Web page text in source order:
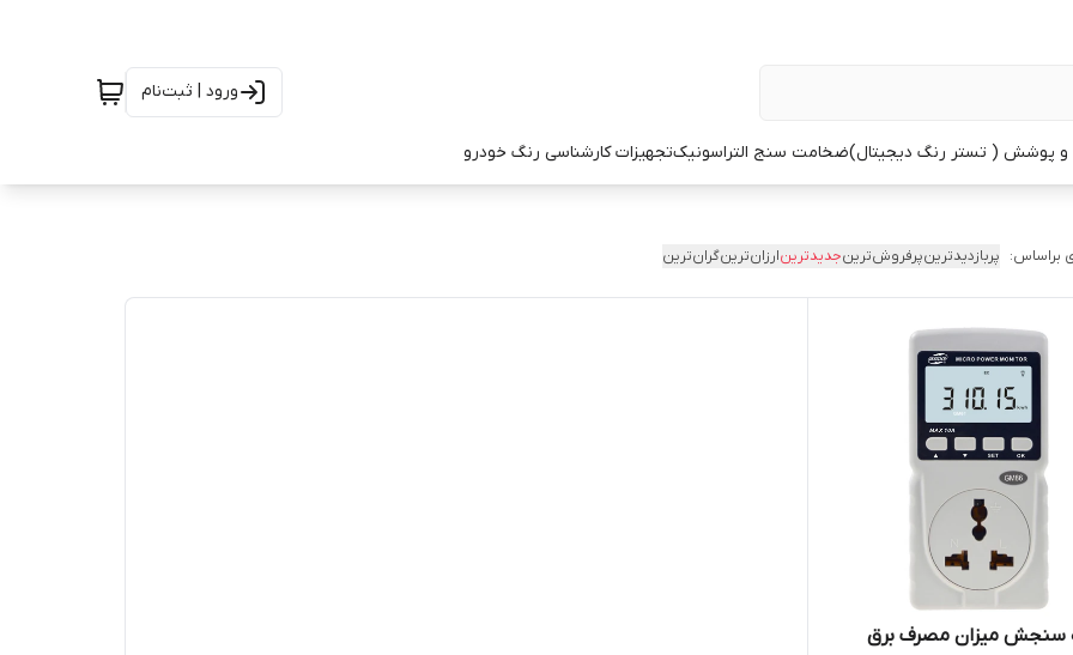
ورود | ثبت‌نام
پوشش ( تستر رنگ دیجیتال)ضخامت سنج التراسونیکتجهیزات کارشناسی رنگ خودرو
براساس: پربازدیدترینپرفروش‌ترینجدیدترینارزان‌ترینگران‌ترین
سنجش میزان مصرف برق